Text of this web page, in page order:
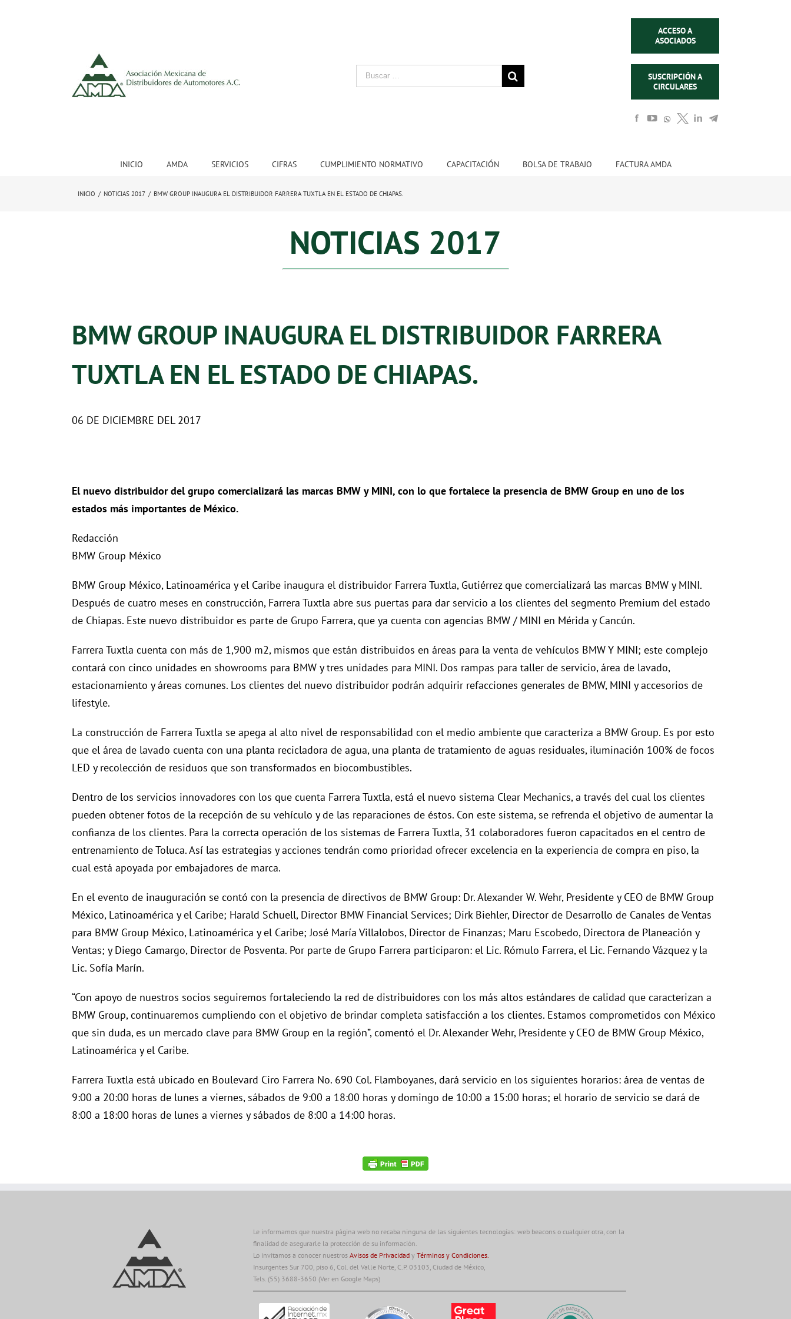
ACCESO A
ASOCIADOS
SUSCRIPCIÓN A
CIRCULARES
INICIO AMDA SERVICIOS CIFRAS CUMPLIMIENTO NORMATIVO CAPACITACIÓN BOLSA DE TRABAJO FACTURA AMDA
INICIO / NOTICIAS 2017 / BMW GROUP INAUGURA EL DISTRIBUIDOR FARRERA TUXTLA EN EL ESTADO DE CHIAPAS.
NOTICIAS 2017
BMW GROUP INAUGURA EL DISTRIBUIDOR FARRERA
TUXTLA EN EL ESTADO DE CHIAPAS.
06 DE DICIEMBRE DEL 2017
El nuevo distribuidor del grupo comercializará las marcas BMW y MINI, con lo que fortalece la presencia de BMW Group en uno de los
estados más importantes de México.
Redacción
BMW Group México
BMW Group México, Latinoamérica y el Caribe inaugura el distribuidor Farrera Tuxtla, Gutiérrez que comercializará las marcas BMW y MINI.
Después de cuatro meses en construcción, Farrera Tuxtla abre sus puertas para dar servicio a los clientes del segmento Premium del estado
de Chiapas. Este nuevo distribuidor es parte de Grupo Farrera, que ya cuenta con agencias BMW / MINI en Mérida y Cancún.
Farrera Tuxtla cuenta con más de 1,900 m2, mismos que están distribuidos en áreas para la venta de vehículos BMW Y MINI; este complejo
contará con cinco unidades en showrooms para BMW y tres unidades para MINI. Dos rampas para taller de servicio, área de lavado,
estacionamiento y áreas comunes. Los clientes del nuevo distribuidor podrán adquirir refacciones generales de BMW, MINI y accesorios de
lifestyle.
La construcción de Farrera Tuxtla se apega al alto nivel de responsabilidad con el medio ambiente que caracteriza a BMW Group. Es por esto
que el área de lavado cuenta con una planta recicladora de agua, una planta de tratamiento de aguas residuales, iluminación 100% de focos
LED y recolección de residuos que son transformados en biocombustibles.
Dentro de los servicios innovadores con los que cuenta Farrera Tuxtla, está el nuevo sistema Clear Mechanics, a través del cual los clientes
pueden obtener fotos de la recepción de su vehículo y de las reparaciones de éstos. Con este sistema, se refrenda el objetivo de aumentar la
confianza de los clientes. Para la correcta operación de los sistemas de Farrera Tuxtla, 31 colaboradores fueron capacitados en el centro de
entrenamiento de Toluca. Así las estrategias y acciones tendrán como prioridad ofrecer excelencia en la experiencia de compra en piso, la
cual está apoyada por embajadores de marca.
En el evento de inauguración se contó con la presencia de directivos de BMW Group: Dr. Alexander W. Wehr, Presidente y CEO de BMW Group
México, Latinoamérica y el Caribe; Harald Schuell, Director BMW Financial Services; Dirk Biehler, Director de Desarrollo de Canales de Ventas
para BMW Group México, Latinoamérica y el Caribe; José María Villalobos, Director de Finanzas; Maru Escobedo, Directora de Planeación y
Ventas; y Diego Camargo, Director de Posventa. Por parte de Grupo Farrera participaron: el Lic. Rómulo Farrera, el Lic. Fernando Vázquez y la
Lic. Sofía Marín.
“Con apoyo de nuestros socios seguiremos fortaleciendo la red de distribuidores con los más altos estándares de calidad que caracterizan a
BMW Group, continuaremos cumpliendo con el objetivo de brindar completa satisfacción a los clientes. Estamos comprometidos con México
que sin duda, es un mercado clave para BMW Group en la región”, comentó el Dr. Alexander Wehr, Presidente y CEO de BMW Group México,
Latinoamérica y el Caribe.
Farrera Tuxtla está ubicado en Boulevard Ciro Farrera No. 690 Col. Flamboyanes, dará servicio en los siguientes horarios: área de ventas de
9:00 a 20:00 horas de lunes a viernes, sábados de 9:00 a 18:00 horas y domingo de 10:00 a 15:00 horas; el horario de servicio se dará de
8:00 a 18:00 horas de lunes a viernes y sábados de 8:00 a 14:00 horas.
Le informamos que nuestra página web no recaba ninguna de las siguientes tecnologías: web beacons o cualquier otra, con la
finalidad de asegurarle la protección de su información.
Lo invitamos a conocer nuestros Avisos de Privacidad y Términos y Condiciones.
Insurgentes Sur 700, piso 6, Col. del Valle Norte, C.P. 03103, Ciudad de México,
Tels. (55) 3688-3650 (Ver en Google Maps)